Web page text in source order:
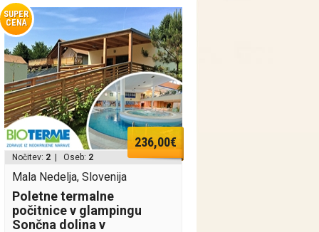
SUPER
CENA
236,00€
Nočitev: 2 | Oseb: 2
Mala Nedelja, Slovenija
Poletne termalne
počitnice v glampingu
Sončna dolina v